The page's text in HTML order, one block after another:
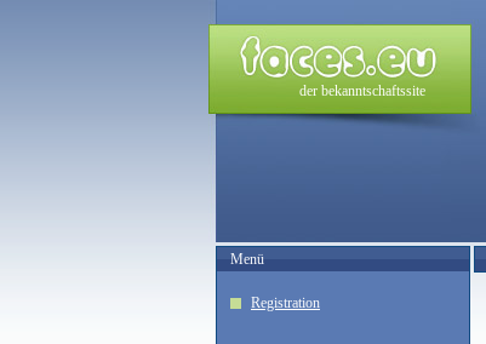
der bekanntschaftssite
Menü
Registration